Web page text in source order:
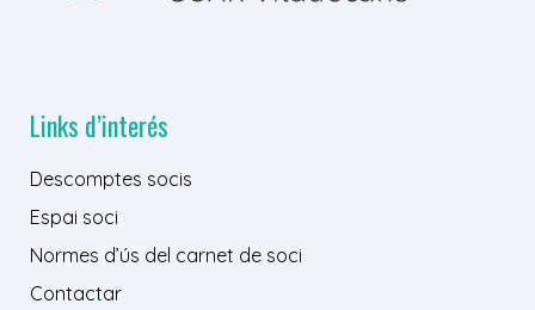
Links d’interés
Descomptes socis
Espai soci
Normes d’ús del carnet de soci
Contactar